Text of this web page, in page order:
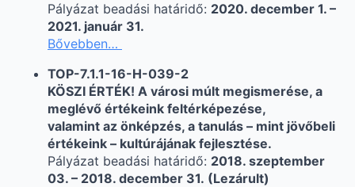
Pályázat beadási határidő: 2020. december 1. –
2021. január 31.
Bővebben…
TOP-7.1.1-16-H-039-2
KÖSZI ÉRTÉK! A városi múlt megismerése, a
meglévő értékeink feltérképezése,
valamint az önképzés, a tanulás – mint jövőbeli
értékeink – kultúrájának fejlesztése.
Pályázat beadási határidő: 2018. szeptember
03. – 2018. december 31. (Lezárult)